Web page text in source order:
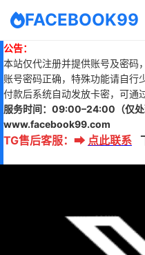
FACEBOOK99
公告：
本站仅代注册并提供账号及密码
账号密码正确，特殊功能请自行
付款后系统自动发放卡密，可通
服务时间： 09:00–24:00 （仅
www.facebook99.com
TG售后客服： ➡ 点此联系